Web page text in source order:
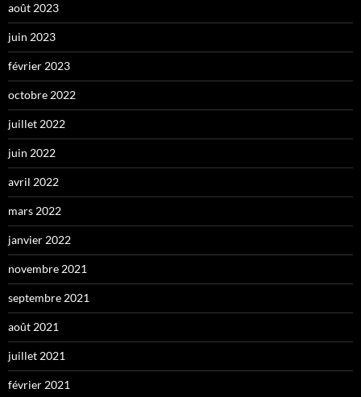
août 2023
juin 2023
février 2023
octobre 2022
juillet 2022
juin 2022
avril 2022
mars 2022
janvier 2022
novembre 2021
septembre 2021
août 2021
juillet 2021
février 2021